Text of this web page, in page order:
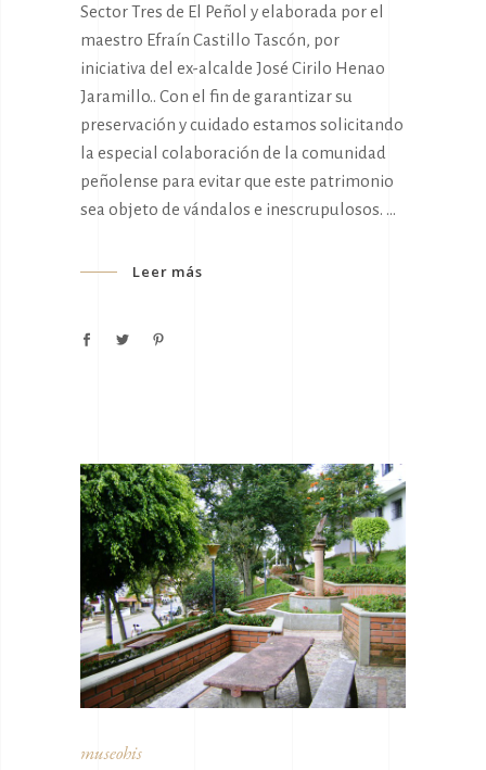
Sector Tres de El Peñol y elaborada por el
maestro Efraín Castillo Tascón, por
iniciativa del ex-alcalde José Cirilo Henao
Jaramillo.. Con el fin de garantizar su
preservación y cuidado estamos solicitando
la especial colaboración de la comunidad
peñolense para evitar que este patrimonio
sea objeto de vándalos e inescrupulosos.
Leer más
museohis